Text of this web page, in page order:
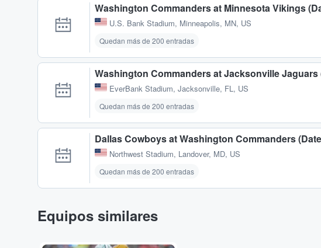
Washington Commanders at Minnesota Vikings
U.S. Bank Stadium, Minneapolis, MN, US
Quedan más de 200 entradas
Washington Commanders at Jacksonville Jaguars
EverBank Stadium, Jacksonville, FL, US
Quedan más de 200 entradas
Dallas Cowboys at Washington Commanders
Northwest Stadium, Landover, MD, US
Quedan más de 200 entradas
Equipos similares